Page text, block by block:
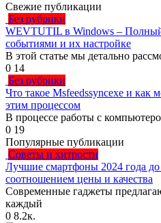
Свежие публикации
Без рубрики
WEVTUTIL в Windows –
событиями и их настройке
В этой статье мы детально
0 14
Без рубрики
Что такое Msfeedssyncexe и
этим процессом
В процессе работы с
0 19
Популярные публикации
Советы и хитрости
Лучшие смартфоны 2024 года
соотношением цены и качества
Современные гаджеты
каждый
0 8.2к.